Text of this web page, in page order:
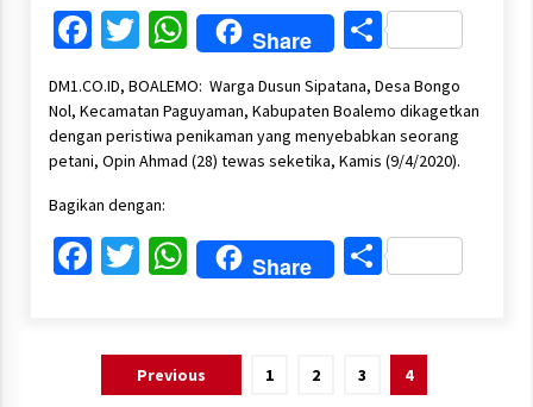
Facebook
Twitter
WhatsApp
Share Share
DM1.CO.ID, BOALEMO: Warga Dusun Sipatana, Desa Bongo
Nol, Kecamatan Paguyaman, Kabupaten Boalemo dikagetkan
dengan peristiwa penikaman yang menyebabkan seorang
petani, Opin Ahmad (28) tewas seketika, Kamis (9/4/2020).
Bagikan dengan:
Facebook
Twitter
WhatsApp
Share Share
PaginasiPrevious 1 2 3 4